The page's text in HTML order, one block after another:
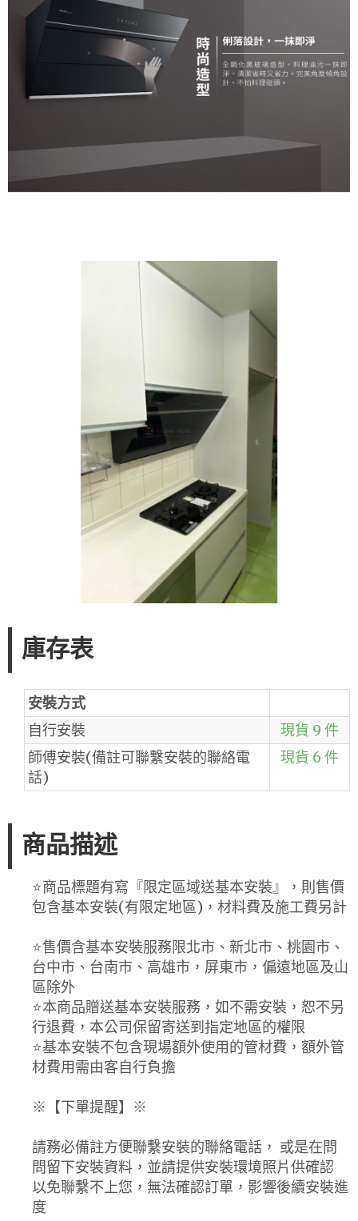
庫存表
安裝方式
自行安裝
現貨 9 件
師傅安裝(備註可聯繫安裝的聯絡電
話)
現貨 6 件
商品描述
⭐️商品標題有寫『限定區域送基本安裝』，則售價
包含基本安裝(有限定地區)，材料費及施工費另計
⭐️售價含基本安裝服務限北市、新北市、桃園市、
台中市、台南市、高雄市，屏東市，偏遠地區及山
區除外
⭐️本商品贈送基本安裝服務，如不需安裝，恕不另
行退費，本公司保留寄送到指定地區的權限
⭐️基本安裝不包含現場額外使用的管材費，額外管
材費用需由客自行負擔
※【下單提醒】※
請務必備註方便聯繫安裝的聯絡電話， 或是在問
問留下安裝資料，並請提供安裝環境照片供確認
以免聯繫不上您，無法確認訂單，影響後續安裝進
度